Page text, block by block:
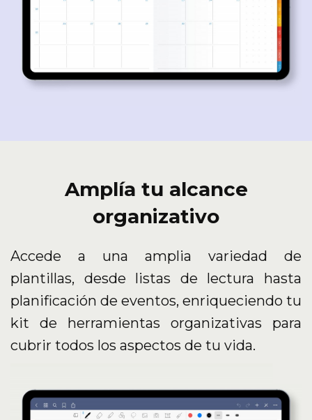
Amplía tu alcance
organizativo
Accede a una amplia variedad de
plantillas, desde listas de lectura hasta
planificación de eventos, enriqueciendo tu
kit de herramientas organizativas para
cubrir todos los aspectos de tu vida.